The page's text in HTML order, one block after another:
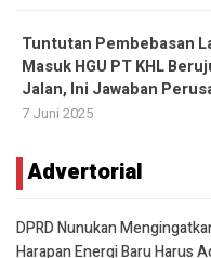
Tuntutan Pembebasan
Masuk HGU PT KHL
Jalan, Ini Jawaban
7 Juni 2025
Advertorial
DPRD Nunukan
Harapan Energi Baru Harus